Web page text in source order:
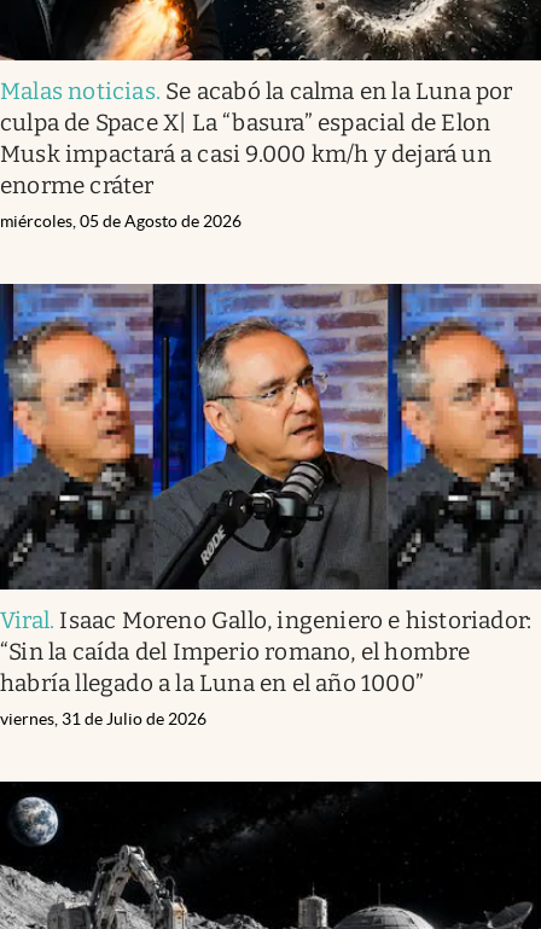
Malas noticias. Se acabó la calma en la Luna por
culpa de Space X| La “basura” espacial de Elon
Musk impactará a casi 9.000 km/h y dejará un
enorme cráter
miércoles, 05 de Agosto de 2026
Viral. Isaac Moreno Gallo, ingeniero e historiador:
“Sin la caída del Imperio romano, el hombre
habría llegado a la Luna en el año 1000”
viernes, 31 de Julio de 2026